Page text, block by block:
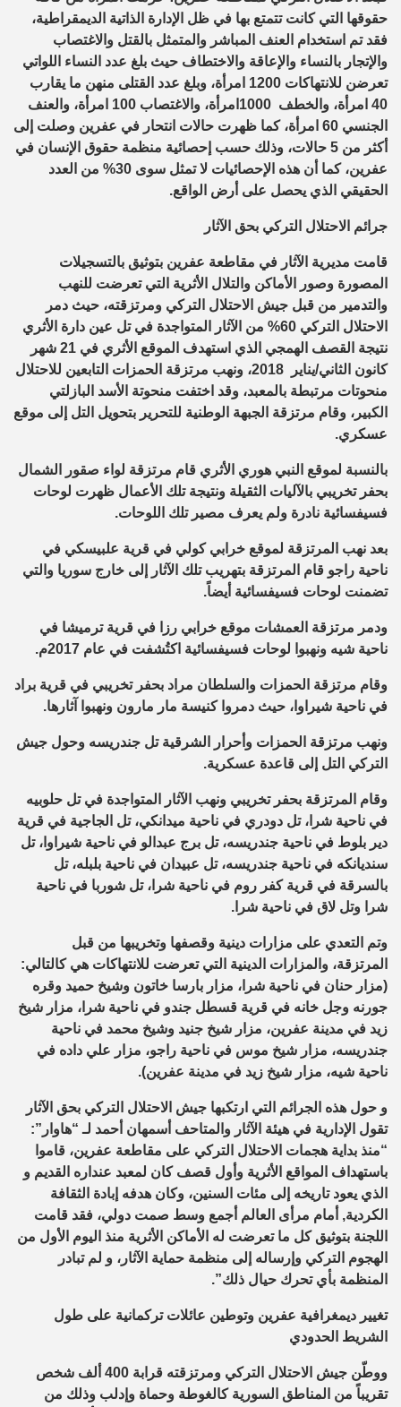
حقوقها التي كانت تتمتع بها في ظل الإدارة الذاتية الديمقراطية،
فقد تم استخدام العنف المباشر والمتمثل بالقتل والاغتصاب
والإتجار بالنساء والإعاقة والاختطاف حيث بلغ عدد النساء اللواتي
تعرضن للانتهاكات 1200 امرأة، وبلغ عدد القتلى منهن ما يقارب
40 امرأة، والخطف 1000امرأة، والاغتصاب 100 امرأة، والعنف
الجنسي 60 امرأة، كما ظهرت حالات انتحار في عفرين وصلت إلى
أكثر من 5 حالات، وذلك حسب إحصائية منظمة حقوق الإنسان في
عفرين، كما أن هذه الإحصائيات لا تمثل سوى 30% من العدد
الحقيقي الذي يحصل على أرض الواقع.
جرائم الاحتلال التركي بحق الآثار
قامت مديرية الآثار في مقاطعة عفرين بتوثيق بالتسجيلات
المصورة وصور الأماكن والتلال الأثرية التي تعرضت للنهب
والتدمير من قبل جيش الاحتلال التركي ومرتزقته، حيث دمر
الاحتلال التركي 60% من الآثار المتواجدة في تل عين دارة الأثري
نتيجة القصف الهمجي الذي استهدف الموقع الأثري في 21 شهر
كانون الثاني/يناير 2018، ونهب مرتزقة الحمزات التابعين للاحتلال
منحوتات مرتبطة بالمعبد، وقد اختفت منحوتة الأسد البازلتي
الكبير، وقام مرتزقة الجبهة الوطنية للتحرير بتحويل التل إلى موقع
عسكري.
بالنسبة لموقع النبي هوري الأثري قام مرتزقة لواء صقور الشمال
بحفر تخريبي بالآليات الثقيلة ونتيجة تلك الأعمال ظهرت لوحات
فسيفسائية نادرة ولم يعرف مصير تلك اللوحات.
بعد نهب المرتزقة لموقع خرابي كولي في قرية علبيسكي في
ناحية راجو قام المرتزقة بتهريب تلك الآثار إلى خارج سوريا والتي
تضمنت لوحات فسيفسائية أيضاً.
ودمر مرتزقة العمشات موقع خرابي رزا في قرية ترميشا في
ناحية شيه ونهبوا لوحات فسيفسائية اكتُشفت في عام 2017م.
وقام مرتزقة الحمزات والسلطان مراد بحفر تخريبي في قرية براد
في ناحية شيراوا، حيث دمروا كنيسة مار مارون ونهبوا آثارها.
ونهب مرتزقة الحمزات وأحرار الشرقية تل جندريسه وحول جيش
التركي التل إلى قاعدة عسكرية.
وقام المرتزقة بحفر تخريبي ونهب الآثار المتواجدة في تل حلوبيه
في ناحية شرا، تل دودري في ناحية ميدانكي، تل الجاجية في قرية
دير بلوط في ناحية جندريسه، تل برج عبدالو في ناحية شيراوا، تل
سنديانكه في ناحية جندريسه، تل عبيدان في ناحية بلبله، تل
بالسرقة في قرية كفر روم في ناحية شرا، تل شوربا في ناحية
شرا وتل لاق في ناحية شرا.
وتم التعدي على مزارات دينية وقصفها وتخريبها من قبل
المرتزقة، والمزارات الدينية التي تعرضت للانتهاكات هي كالتالي:
(مزار حنان في ناحية شرا، مزار بارسا خاتون وشيخ حميد وقره
جورنه وجل خانه في قرية قسطل جندو في ناحية شرا، مزار شيخ
زيد في مدينة عفرين، مزار شيخ جنيد وشيخ محمد في ناحية
جندريسه، مزار شيخ موس في ناحية راجو، مزار علي داده في
ناحية شيه، مزار شيخ زيد في مدينة عفرين).
و حول هذه الجرائم التي ارتكبها جيش الاحتلال التركي بحق الآثار
تقول الإدارية في هيئة الآثار والمتاحف أسمهان أحمد لـ “هاوار”:
“منذ بداية هجمات الاحتلال التركي على مقاطعة عفرين، قاموا
باستهداف المواقع الأثرية وأول قصف كان لمعبد عنداره القديم و
الذي يعود تاريخه إلى مئات السنين، وكان هدفه إبادة الثقافة
الكردية, أمام مرأى العالم أجمع وسط صمت دولي، فقد قامت
اللجنة بتوثيق كل ما تعرضت له الأماكن الأثرية منذ اليوم الأول من
الهجوم التركي وإرساله إلى منظمة حماية الآثار، و لم تبادر
المنظمة بأي تحرك حيال ذلك”.
تغيير ديمغرافية عفرين وتوطين عائلات تركمانية على طول
الشريط الحدودي
ووطّن جيش الاحتلال التركي ومرتزقته قرابة 400 ألف شخص
تقريباً من المناطق السورية كالغوطة وحماة وإدلب وذلك من